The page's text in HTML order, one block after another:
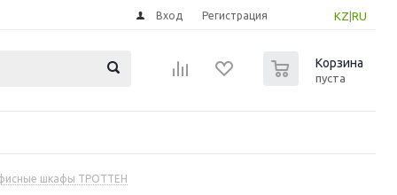
KZ RU
Вход Регистрация
Корзина
пуста
шкафы ТРОТТЕН